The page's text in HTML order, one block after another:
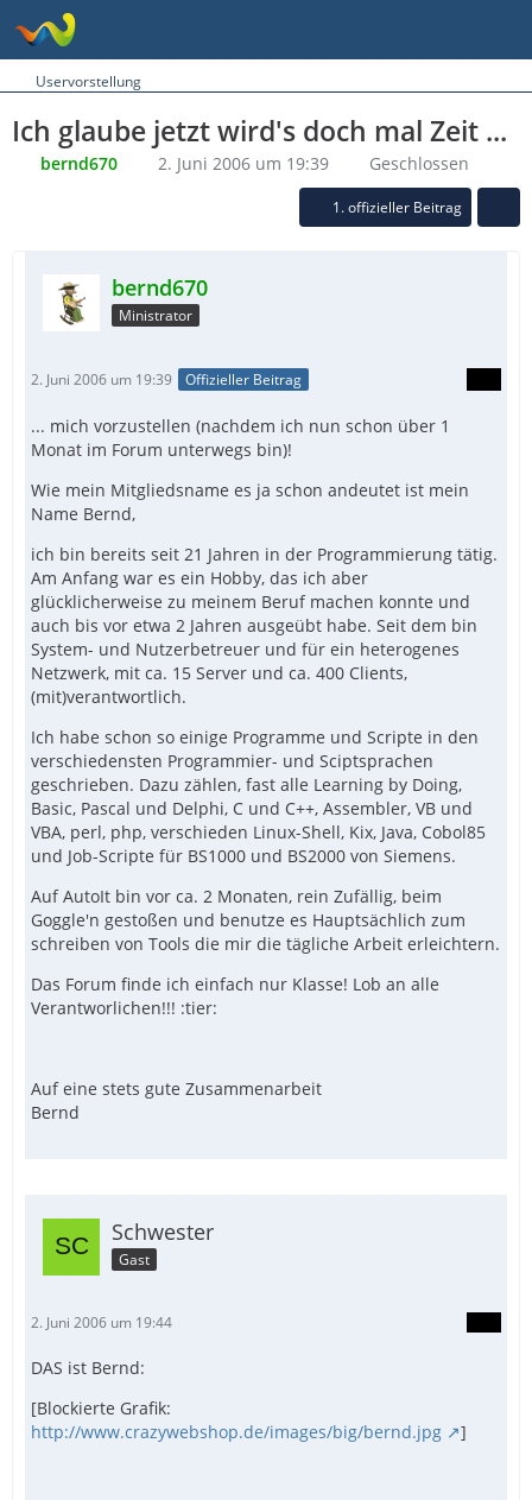
Uservorstellung
Ich glaube jetzt wird's doch mal Zeit ...
bernd670 2. Juni 2006 um 19:39 Geschlossen
1. offizieller Beitrag
bernd670
Ministrator
2. Juni 2006 um 19:39 Offizieller Beitrag
... mich vorzustellen (nachdem ich nun schon über 1
Monat im Forum unterwegs bin)!
Wie mein Mitgliedsname es ja schon andeutet ist mein
Name Bernd,
ich bin bereits seit 21 Jahren in der Programmierung tätig.
Am Anfang war es ein Hobby, das ich aber
glücklicherweise zu meinem Beruf machen konnte und
auch bis vor etwa 2 Jahren ausgeübt habe. Seit dem bin
System- und Nutzerbetreuer und für ein heterogenes
Netzwerk, mit ca. 15 Server und ca. 400 Clients,
(mit)verantwortlich.
Ich habe schon so einige Programme und Scripte in den
verschiedensten Programmier- und Sciptsprachen
geschrieben. Dazu zählen, fast alle Learning by Doing,
Basic, Pascal und Delphi, C und C++, Assembler, VB und
VBA, perl, php, verschieden Linux-Shell, Kix, Java, Cobol85
und Job-Scripte für BS1000 und BS2000 von Siemens.
Auf AutoIt bin vor ca. 2 Monaten, rein Zufällig, beim
Goggle'n gestoßen und benutze es Hauptsächlich zum
schreiben von Tools die mir die tägliche Arbeit erleichtern.
Das Forum finde ich einfach nur Klasse! Lob an alle
Verantworlichen!!! :tier:
Auf eine stets gute Zusammenarbeit
Bernd
Schwester
Gast
2. Juni 2006 um 19:44
DAS ist Bernd:
[Blockierte Grafik:
http://www.crazywebshop.de/images/big/bernd.jpg
]